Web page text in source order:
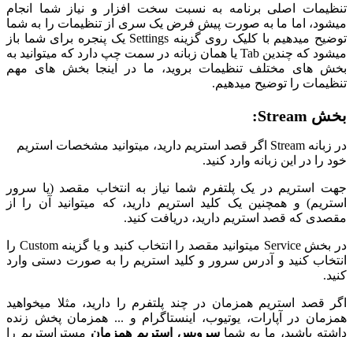
تنظیمات اصلی برنامه به نسبت سخت افزار و نیاز شما انجام
میشود، اما ما به صورت پیش فرض یک سری از تنظیمات را به شما
توضیح میدهیم با کلیک روی گزینه Settings یک پنجره برای شما باز
میشود که چندین Tab یا همان زبانه در سمت چپ دارد که میتوانید به
بخش های مختلف تنظیمات بروید، ما در اینجا بخش های مهم
تنظیمات را توضیح میدهیم.
بخش Stream:
در زبانه Stream اگر قصد استریم دارید، میتوانید مشخصات استریم
خود را در این زبانه وارد کنید.
جهت استریم در یک پلتفرم شما نیاز به انتخاب مقصد (یا سرور
استریم) و همچنین یک کلید استریم دارید، که میتوانید آن را از
مقصدی که قصد استریم دارید، دریافت کنید.
در بخش Service میتوانید مقصد را انتخاب کنید و یا گزینه Custom را
انتخاب کنید و آدرس سرور و کلید استریم را به صورت دستی وارد
کنید.
اگر قصد استریم همزمان در چند پلتفرم را دارید، مثلا میخواهید
همزمان در آپارات، یوتیوب، اینستاگرام و ... همزمان پخش زنده
داشته باشید، ما به شماسرویس استریم همزمان مستراستریم را